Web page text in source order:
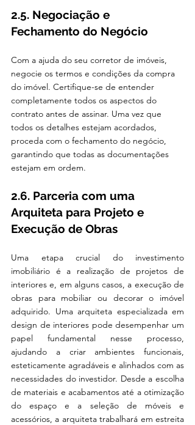
2.5. Negociação e
Fechamento do Negócio
Com a ajuda do seu corretor de imóveis,
negocie os termos e condições da compra
do imóvel. Certifique-se de entender
completamente todos os aspectos do
contrato antes de assinar. Uma vez que
todos os detalhes estejam acordados,
proceda com o fechamento do negócio,
garantindo que todas as documentações
estejam em ordem.
2.6. Parceria com uma
Arquiteta para Projeto e
Execução de Obras
Uma etapa crucial do investimento
imobiliário é a realização de projetos de
interiores e, em alguns casos, a execução de
obras para mobiliar ou decorar o imóvel
adquirido. Uma arquiteta especializada em
design de interiores pode desempenhar um
papel fundamental nesse processo,
ajudando a criar ambientes funcionais,
esteticamente agradáveis e alinhados com as
necessidades do investidor. Desde a escolha
de materiais e acabamentos até a otimização
do espaço e a seleção de móveis e
acessórios, a arquiteta trabalhará em estreita